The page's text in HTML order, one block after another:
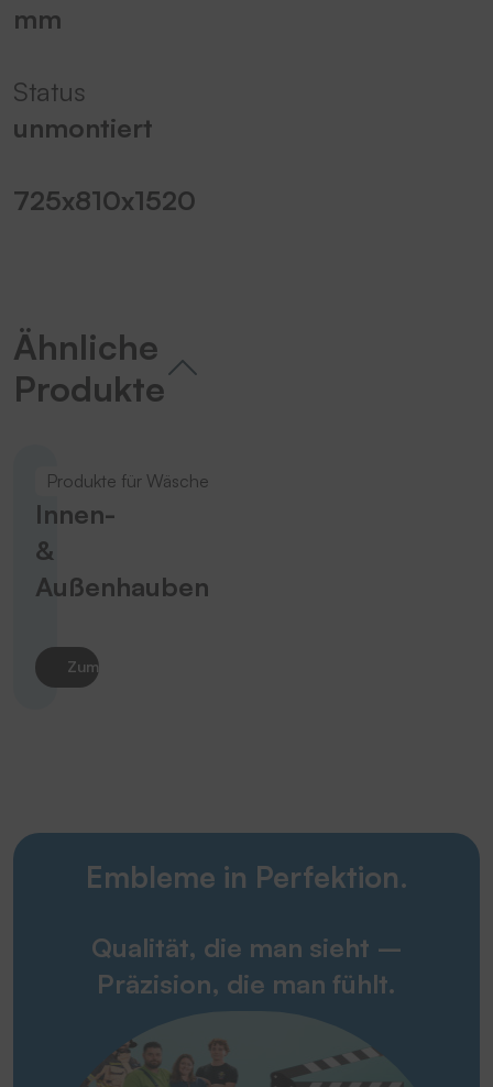
mm
Status
unmontiert
725x810x1520
Ähnliche
Produkte
Produkte für Wäsche
Innen-
&
Außenhauben
Zum Produkt
Embleme in Perfektion.
Qualität, die man sieht –
Präzision, die man fühlt.